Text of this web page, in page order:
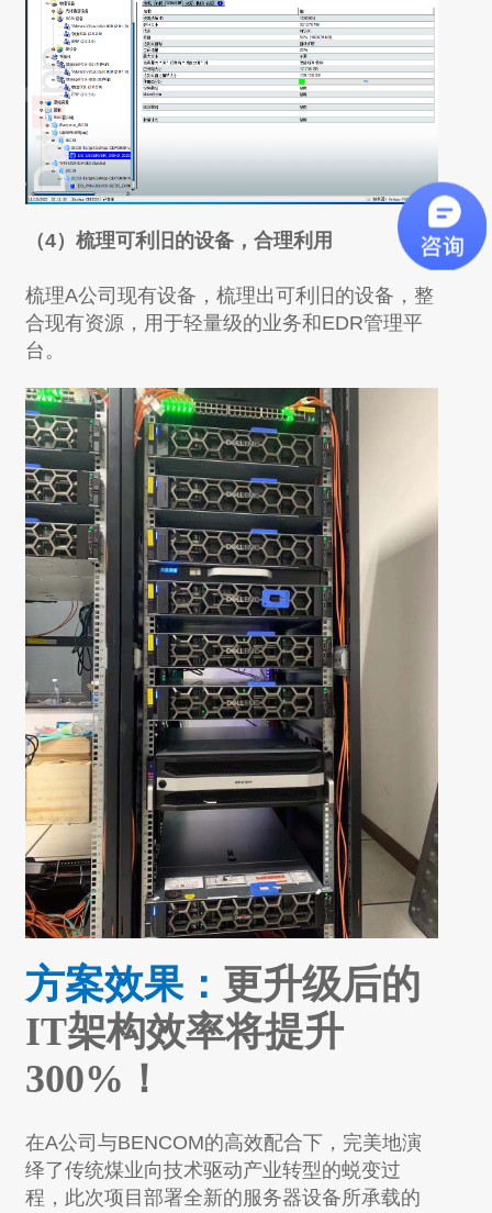
（4）梳理可利旧的设备，合理利用
梳理A公司现有设备，梳理出可利旧的设备，整
合现有资源，用于轻量级的业务和EDR管理平
台。
方案效果： 更升级后的
IT架构效率将提升
300%！
在A公司与BENCOM的高效配合下，完美地演
绎了传统煤业向技术驱动产业转型的蜕变过
程，此次项目部署全新的服务器设备所承载的